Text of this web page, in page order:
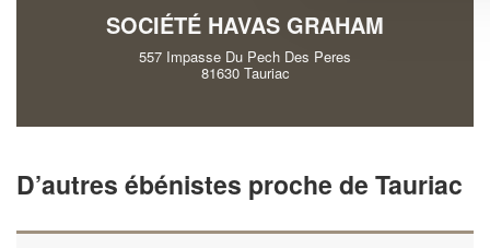
SOCIÉTÉ HAVAS GRAHAM
557 Impasse Du Pech Des Peres
81630 Tauriac
D’autres ébénistes proche de Tauriac